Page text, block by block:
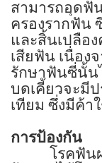
สามารถอุดฟั
ครองรากฟัน
และสิ้นเปลือ
เสียฟัน เนื่อง
รักษาฟันซี่นั้น
บดเคี้ยวจะมี
เทียม ซึ่งมีค้า
การป้องกัน
โรคฟัน